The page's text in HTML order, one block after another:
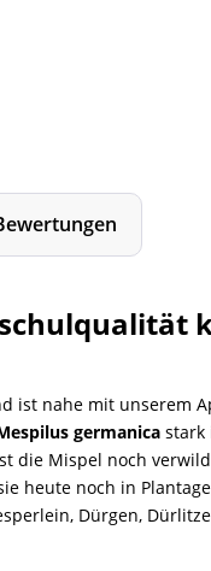
ist nahe mit unserem
germanica stark
die Mispel noch
heute noch in
Dürgen,